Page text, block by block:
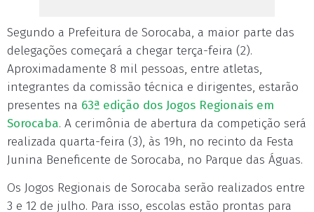
Segundo a Prefeitura de Sorocaba, a maior parte das
delegações começará a chegar terça-feira (2).
Aproximadamente 8 mil pessoas, entre atletas,
integrantes da comissão técnica e dirigentes, estarão
presentes na 63ª edição dos Jogos Regionais em
Sorocaba. A cerimônia de abertura da competição será
realizada quarta-feira (3), às 19h, no recinto da Festa
Junina Beneficente de Sorocaba, no Parque das Águas.
Os Jogos Regionais de Sorocaba serão realizados entre
3 e 12 de julho. Para isso, escolas estão prontas para